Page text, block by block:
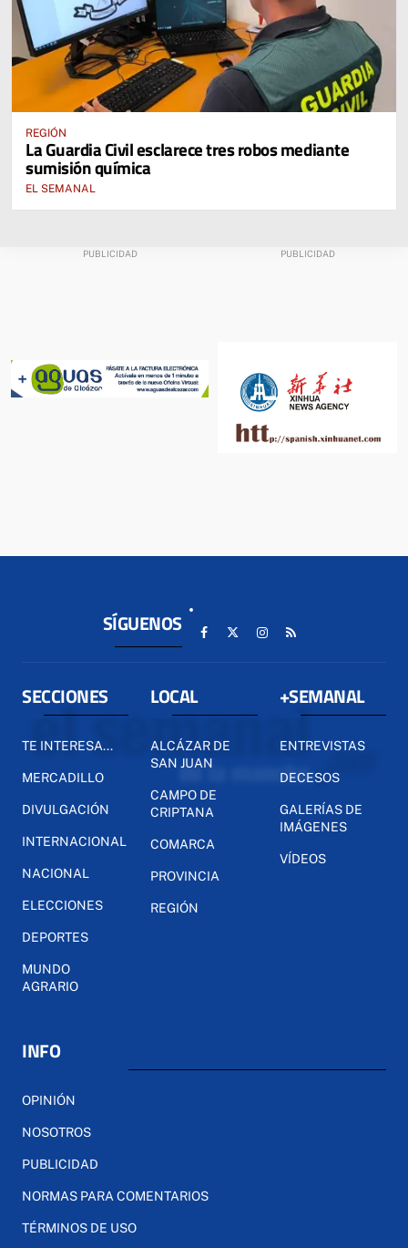
REGIÓN
La Guardia Civil esclarece tres robos mediante
sumisión química
EL SEMANAL
SÍGUENOS
SECCIONES
TE INTERESA...
MERCADILLO
DIVULGACIÓN
INTERNACIONAL
NACIONAL
ELECCIONES
DEPORTES
MUNDO
AGRARIO
LOCAL
ALCÁZAR DE
SAN JUAN
CAMPO DE
CRIPTANA
COMARCA
PROVINCIA
REGIÓN
+SEMANAL
ENTREVISTAS
DECESOS
GALERÍAS DE
IMÁGENES
VÍDEOS
INFO
OPINIÓN
NOSOTROS
PUBLICIDAD
NORMAS PARA COMENTARIOS
TÉRMINOS DE USO